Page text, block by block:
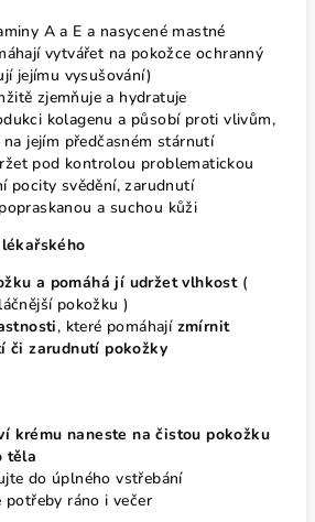
A a E a nasycené mastné
vytvářet na pokožce ochranný
jejímu vysušování)
zjemňuje a hydratuje
kolagenu a působí proti vlivům,
jejím předčasném stárnutí
pod kontrolou problematickou
pocity svědění, zarudnutí
a suchou kůži
a pomáhá jí udržet vlhkost (
pokožku )
, které pomáhají zmírnit
či zarudnutí pokožky
krému naneste na čistou pokožku
těla
do úplného vstřebání
potřeby ráno i večer